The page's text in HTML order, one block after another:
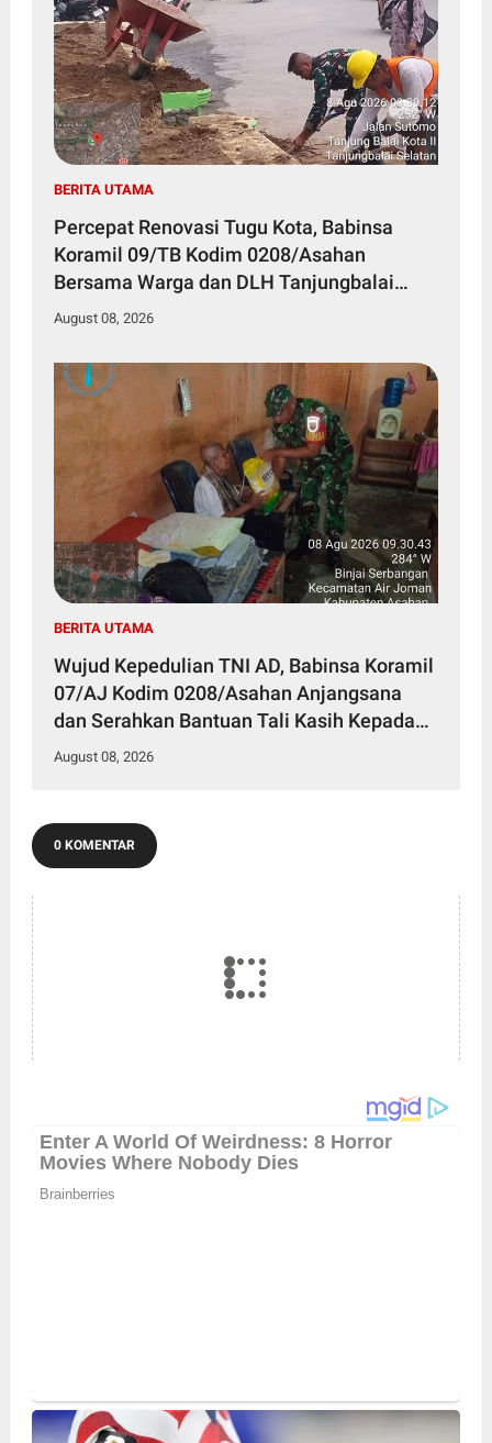
BERITA UTAMA
Percepat Renovasi Tugu Kota, Babinsa
Koramil 09/TB Kodim 0208/Asahan
Bersama Warga dan DLH Tanjungbalai
Gelar Gotong Royong
August 08, 2026
BERITA UTAMA
Wujud Kepedulian TNI AD, Babinsa Koramil
07/AJ Kodim 0208/Asahan Anjangsana
dan Serahkan Bantuan Tali Kasih Kepada
Lansia Usia 97 Tahun
August 08, 2026
0 KOMENTAR